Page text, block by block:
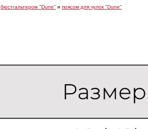
бюстгальтером "Dune" и поясом для чулок "Dune"